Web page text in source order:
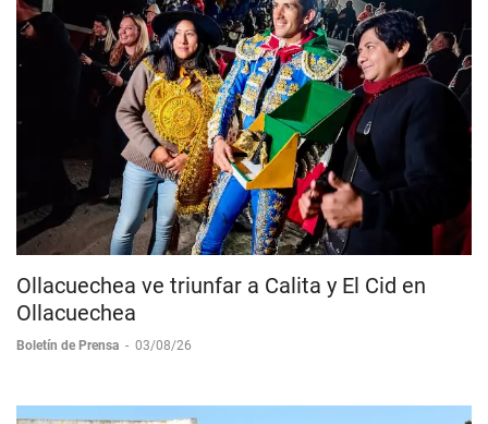
Ollacuechea ve triunfar a Calita y El Cid en
Ollacuechea
Boletín de Prensa - 03/08/26